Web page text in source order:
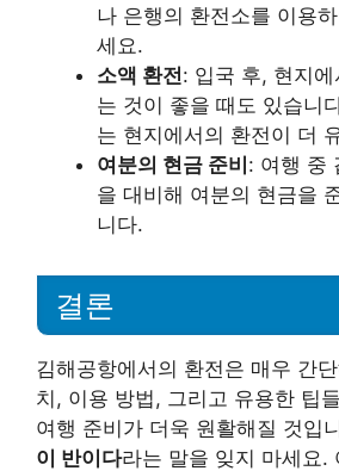
나 은행의 환전소를 이용
세요.
소액 환전: 입국 후, 현지
는 것이 좋을 때도 있습니
는 현지에서의 환전이 더
여분의 현금 준비 : 여행 중
을 대비해 여분의 현금을
니다.
결론
김해공항에서의 환전은 매우 간
치, 이용 방법, 그리고 유용한 팁
여행 준비가 더욱 원활해질 것입
이 반이다라는 말을 잊지 마세요.